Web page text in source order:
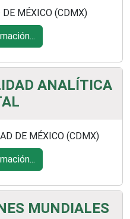
MÉXICO (CDMX)
ANALÍTICA
DE MÉXICO (CDMX)
MUNDIALES